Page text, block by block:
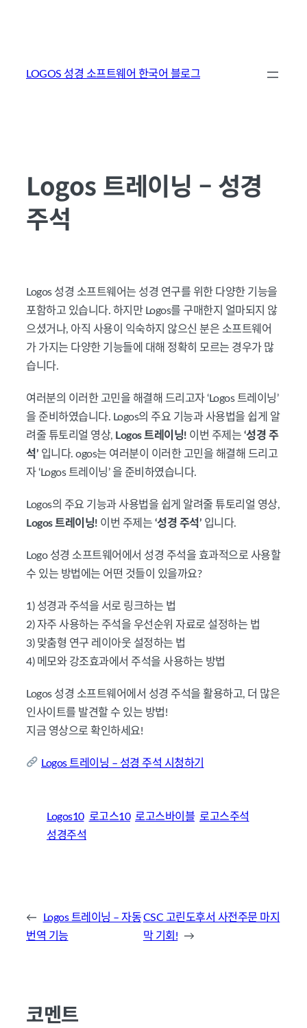
LOGOS 성경 소프트웨어 한국어 블로그
Logos 트레이닝 – 성경
주석
Logos 성경 소프트웨어는 성경 연구를 위한 다양한 기능을
포함하고 있습니다. 하지만 Logos를 구매한지 얼마되지 않
으셨거나, 아직 사용이 익숙하지 않으신 분은 소프트웨어
가 가지는 다양한 기능들에 대해 정확히 모르는 경우가 많
습니다.
여러분의 이러한 고민을 해결해 드리고자 ‘Logos 트레이닝’
을 준비하였습니다. Logos의 주요 기능과 사용법을 쉽게 알
려줄 튜토리얼 영상, Logos 트레이닝! 이번 주제는 ‘성경 주
석’ 입니다. ogos는 여러분이 이러한 고민을 해결해 드리고
자 ‘Logos 트레이닝’ 을 준비하였습니다.
Logos의 주요 기능과 사용법을 쉽게 알려줄 튜토리얼 영상,
Logos 트레이닝! 이번 주제는 ‘성경 주석’ 입니다.
Logo 성경 소프트웨어에서 성경 주석을 효과적으로 사용할
수 있는 방법에는 어떤 것들이 있을까요?
1) 성경과 주석을 서로 링크하는 법
2) 자주 사용하는 주석을 우선순위 자료로 설정하는 법
3) 맞춤형 연구 레이아웃 설정하는 법
4) 메모와 강조효과에서 주석을 사용하는 방법
Logos 성경 소프트웨어에서 성경 주석을 활용하고, 더 많은
인사이트를 발견할 수 있는 방법!
지금 영상으로 확인하세요!
Logos 트레이닝 – 성경 주석 시청하기
Logos10 로고스10 로고스바이블 로고스주석
성경주석
←
Logos 트레이닝 – 자동
번역 기능
CSC 고린도후서 사전주문 마지
막 기회!
→
코멘트